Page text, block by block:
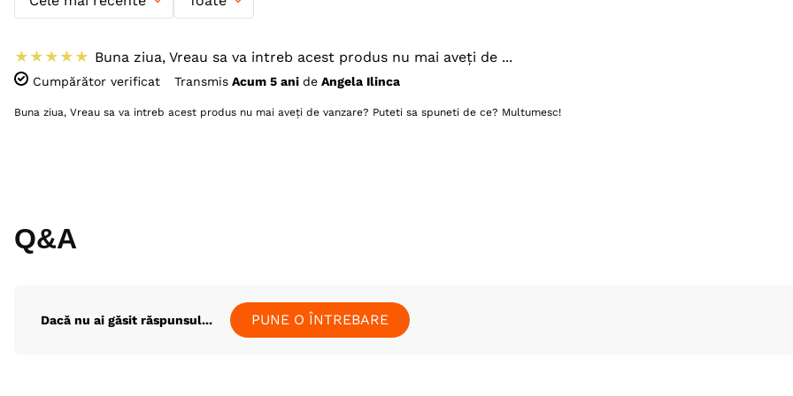
★ ★ ★ ★ ★ Buna ziua, Vreau sa va intreb acest produs nu mai aveți de ...
Cumpărător verificat Transmis Acum 5 ani de Angela Ilinca
Buna ziua, Vreau sa va intreb acest produs nu mai aveți de vanzare? Puteti sa spuneti de ce? Multumesc!
Q&A
Dacă nu ai găsit răspunsul... PUNE O ÎNTREBARE